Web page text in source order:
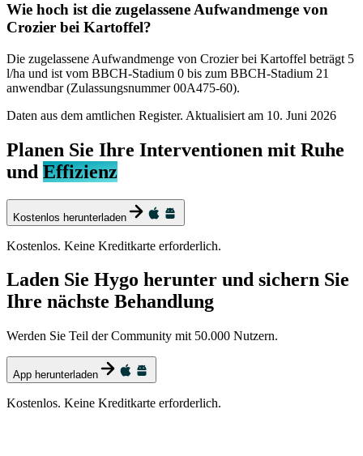
Wie hoch ist die zugelassene Aufwandmenge von
Crozier bei Kartoffel?
Die zugelassene Aufwandmenge von Crozier bei Kartoffel beträgt 5
l/ha und ist vom BBCH-Stadium 0 bis zum BBCH-Stadium 21
anwendbar (Zulassungsnummer 00A475-60).
Daten aus dem amtlichen Register. Aktualisiert am 10. Juni 2026
Planen Sie Ihre Interventionen mit Ruhe
und Effizienz
Kostenlos herunterladen
Kostenlos. Keine Kreditkarte erforderlich.
Laden Sie Hygo herunter und sichern Sie
Ihre nächste Behandlung
Werden Sie Teil der Community mit 50.000 Nutzern.
App herunterladen
Kostenlos. Keine Kreditkarte erforderlich.